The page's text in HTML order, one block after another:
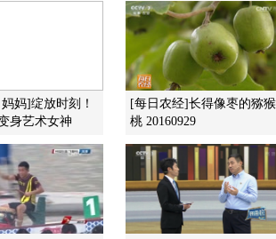
妈]绽放时刻！
身艺术女神
[每日农经]长得像枣的猕猴
桃 20160929